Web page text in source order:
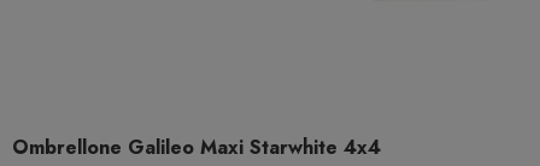
Ombrellone Galileo Maxi Starwhite 4x4